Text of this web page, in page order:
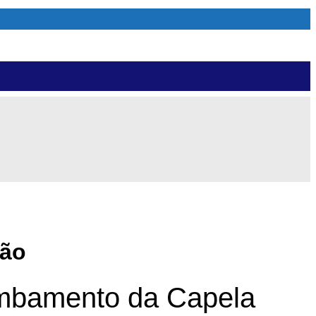
da Capela